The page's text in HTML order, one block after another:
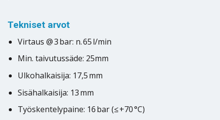
Tekniset arvot
Virtaus @ 3 bar: n. 65 l/min
Min. taivutussäde: 25mm
Ulkohalkaisija: 17,5 mm
Sisähalkaisija: 13 mm
Työskentelypaine: 16 bar (≤ +70 °C)